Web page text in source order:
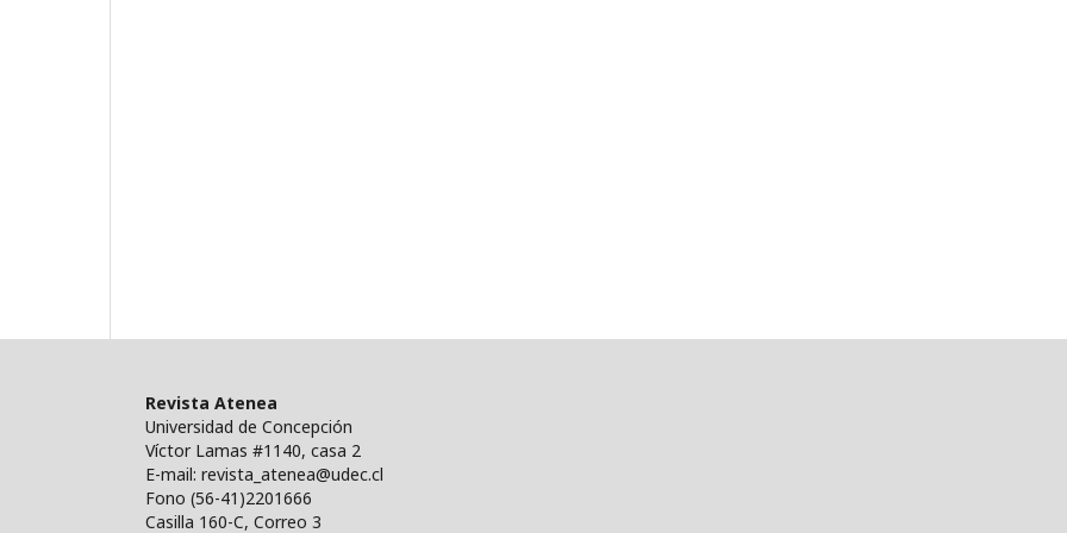
Revista Atenea
Universidad de Concepción
Víctor Lamas #1140, casa 2
E-mail: revista_atenea@udec.cl
Fono (56-41)2201666
Casilla 160-C, Correo 3